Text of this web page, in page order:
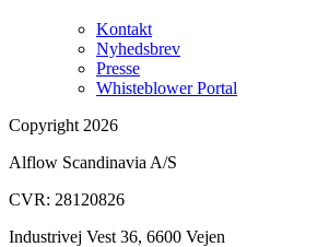
Kontakt
Nyhedsbrev
Presse
Whisteblower Portal
Copyright 2026
Alflow Scandinavia A/S
CVR: 28120826
Industrivej Vest 36, 6600 Vejen